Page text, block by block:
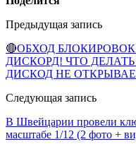
Предыдущая запись
🔴ОБХОД
ДИСКОРД! ЧТО
ДИСКОД НЕ
Следующая запись
В Швейцарии провели
масштабе 1/12 (2 фото +